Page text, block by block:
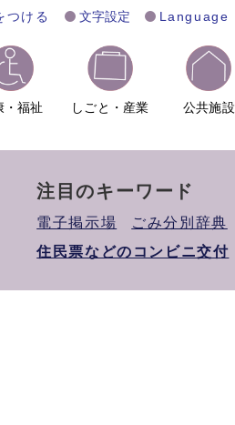
つける 文字設定 Language
・福祉 しごと・産業 公共施設
注目のキーワード
電子掲示場
ごみ分別辞典
住民票などのコンビニ交付